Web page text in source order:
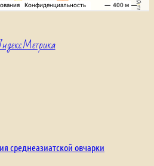
среднеазиатской овчарки